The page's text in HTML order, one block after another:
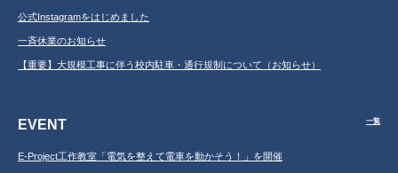
公式Instagramをはじめました
一斉休業のお知らせ
【重要】大規模工事に伴う校内駐車・通行規制について（お知らせ）
EVENT 一覧
E-Project工作教室「電気を整えて電車を動かそう！」を開催